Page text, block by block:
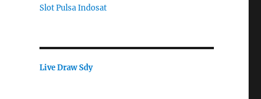
Slot Pulsa Indosat
Live Draw Sdy